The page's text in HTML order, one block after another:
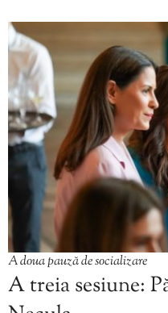
A doua pauză de socializare
A treia sesiune: